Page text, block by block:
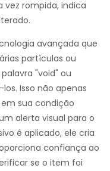
vez rompida, indica
avançada que
partículas ou
"void" ou
Isso não apenas
sua condição
alerta visual para o
é aplicado, ele cria
confiança ao
se o item foi